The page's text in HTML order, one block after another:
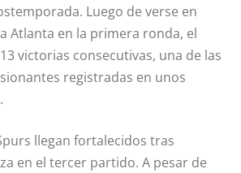
Luego de verse en
Atlanta en la primera ronda, el
victorias consecutivas, una de las
registradas en unos
llegan fortalecidos tras
en el tercer partido. A pesar de